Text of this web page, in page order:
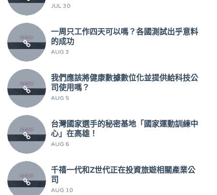
JUL 30
一周只工作四天可以嗎？各國測試出乎意料
的成功
AUG 3
我們應該將健康數據數位化並提供給科技公
司使用嗎？
AUG 5
台灣國家選手的秘密基地「國家運動訓練中
心」在高雄！
AUG 6
千禧一代和Z世代正在投資旅遊相關產業公
司
AUG 10